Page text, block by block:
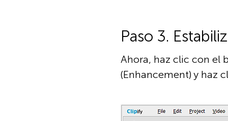
Paso 3.
Ahora, haz clic con el
(Enhancement) y haz